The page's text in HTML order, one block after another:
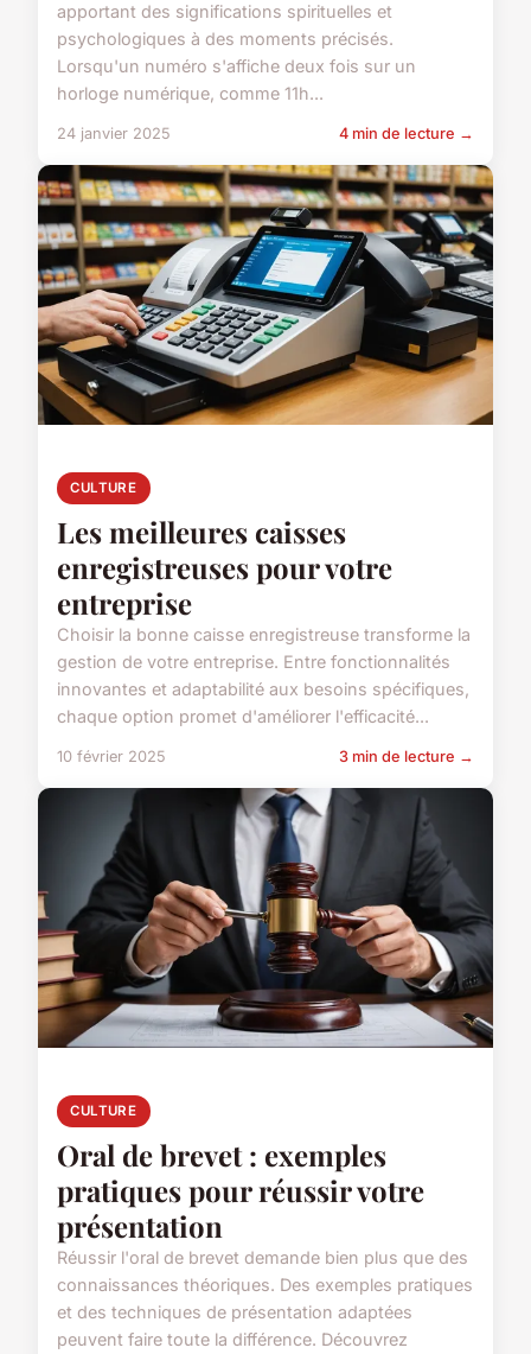
apportant des significations spirituelles et
psychologiques à des moments précisés.
Lorsqu'un numéro s'affiche deux fois sur un
horloge numérique, comme 11h...
24 janvier 2025 4 min de lecture →
CULTURE
Les meilleures caisses
enregistreuses pour votre
entreprise
Choisir la bonne caisse enregistreuse transforme la
gestion de votre entreprise. Entre fonctionnalités
innovantes et adaptabilité aux besoins spécifiques,
chaque option promet d'améliorer l'efficacité...
10 février 2025 3 min de lecture →
CULTURE
Oral de brevet : exemples
pratiques pour réussir votre
présentation
Réussir l'oral de brevet demande bien plus que des
connaissances théoriques. Des exemples pratiques
et des techniques de présentation adaptées
peuvent faire toute la différence. Découvrez